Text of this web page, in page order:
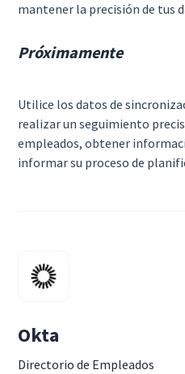
mantener la precisión de tus
Próximamente
Utilice los datos de
realizar un seguimiento
empleados, obtener
informar su proceso de
Okta
Directorio de Empleados